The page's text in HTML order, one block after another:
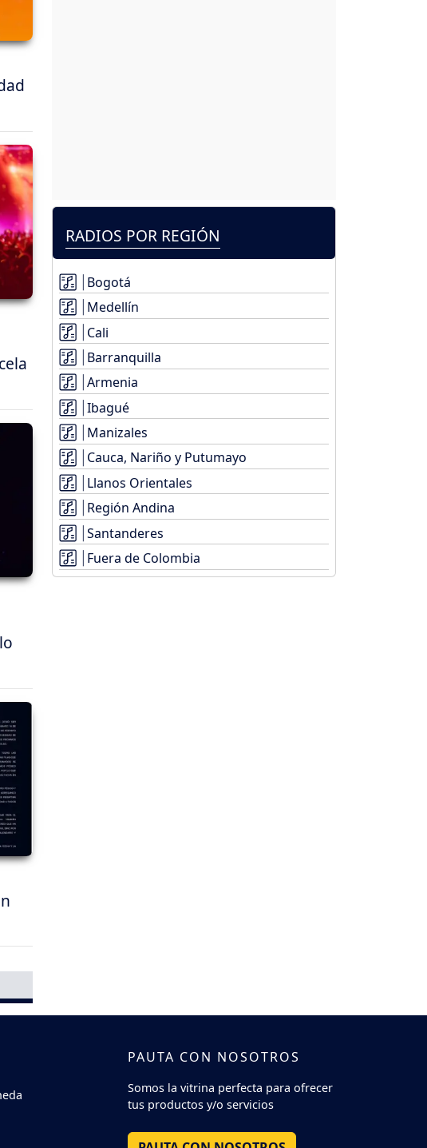
RADIOS POR REGIÓN
Bogotá
Medellín
Cali
Barranquilla
Armenia
Ibagué
Manizales
Cauca, Nariño y Putumayo
Llanos Orientales
Región Andina
Santanderes
Fuera de Colombia
PAUTA CON NOSOTROS
Somos la vitrina perfecta para ofrecer
tus productos y/o servicios